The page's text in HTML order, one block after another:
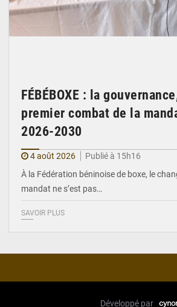
FÉBÉBOXE : la
premier combat de la
2026-2030
4 août 2026
Publié à 15h16
À la Fédération béninoise de boxe, le
mandat ne s’est pas…
SAVOIR PLUS
Développé par